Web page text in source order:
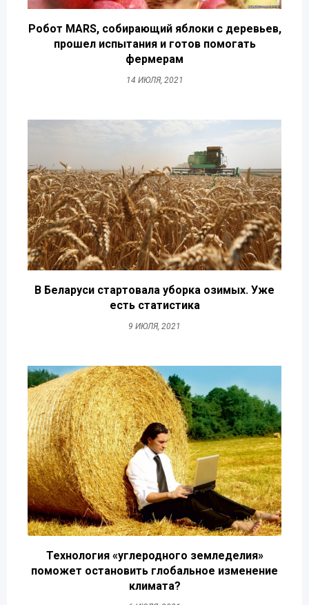
Робот MARS, собирающий яблоки с деревьев,
прошел испытания и готов помогать
фермерам
14 ИЮЛЯ, 2021
В Беларуси стартовала уборка озимых. Уже
есть статистика
9 ИЮЛЯ, 2021
Технология «углеродного земледелия»
поможет остановить глобальное изменение
климата?